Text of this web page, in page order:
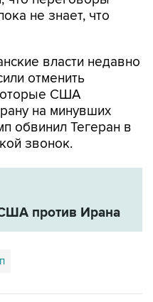
власти недавно
США
на минувших
обвинил Тегеран в
звонок.
против Ирана